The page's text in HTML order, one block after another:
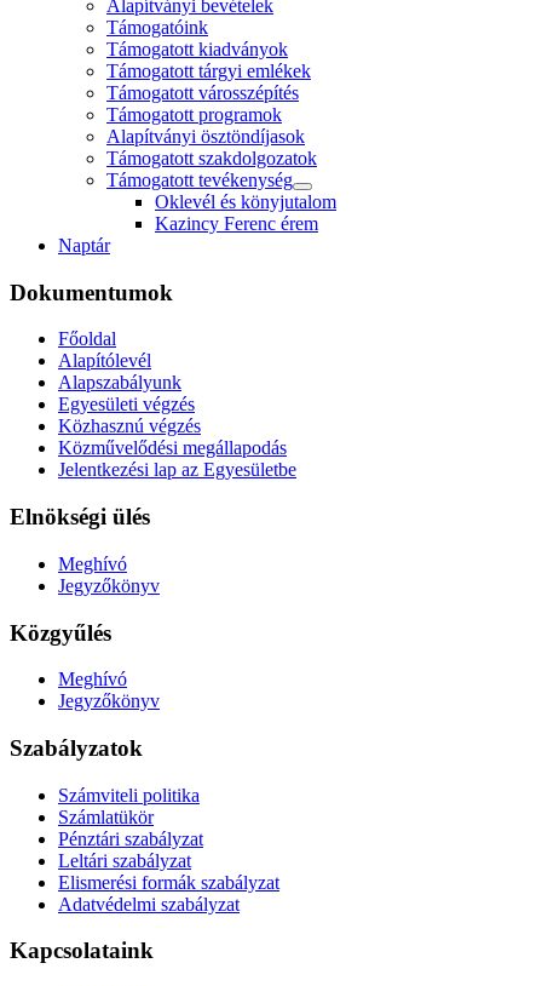
Alapítványi bevételek
Támogatóink
Támogatott kiadványok
Támogatott tárgyi emlékek
Támogatott városszépítés
Támogatott programok
Alapítványi ösztöndíjasok
Támogatott szakdolgozatok
Támogatott tevékenység
Oklevél és könyjutalom
Kazincy Ferenc érem
Naptár
Dokumentumok
Főoldal
Alapítólevél
Alapszabályunk
Egyesületi végzés
Közhasznú végzés
Közművelődési megállapodás
Jelentkezési lap az Egyesületbe
Elnökségi ülés
Meghívó
Jegyzőkönyv
Közgyűlés
Meghívó
Jegyzőkönyv
Szabályzatok
Számviteli politika
Számlatükör
Pénztári szabályzat
Leltári szabályzat
Elismerési formák szabályzat
Adatvédelmi szabályzat
Kapcsolataink